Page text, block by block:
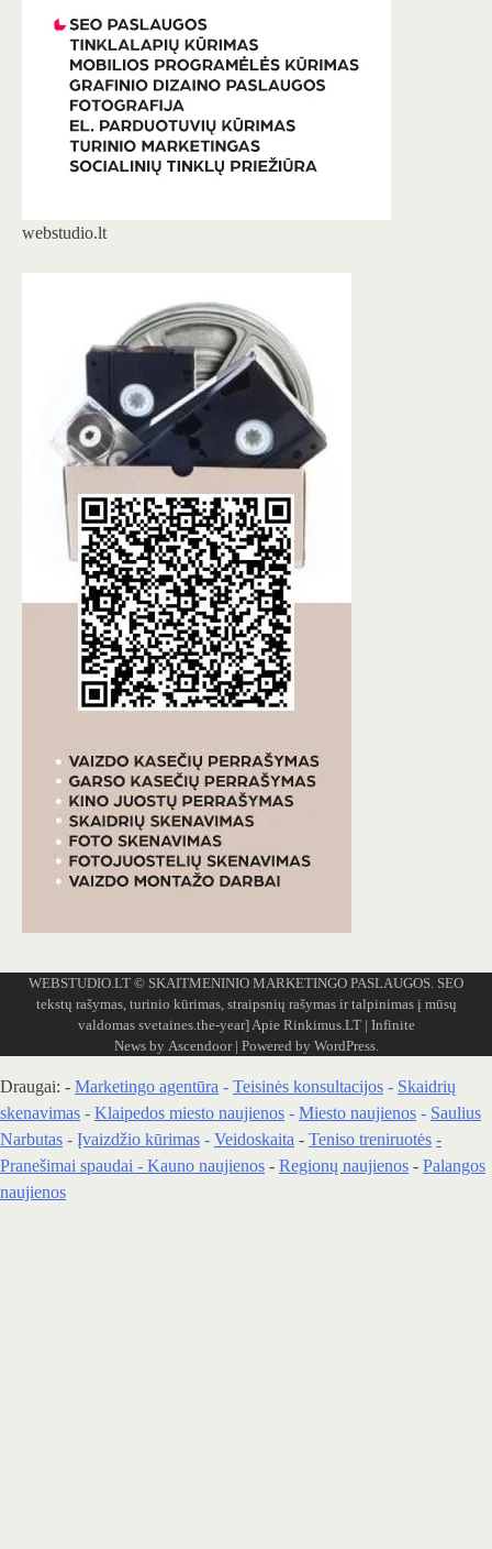
webstudio.lt
WEBSTUDIO.LT © SKAITMENINIO MARKETINGO PASLAUGOS. SEO
tekstų rašymas, turinio kūrimas, straipsnių rašymas ir talpinimas į mūsų
valdomas svetaines.the-year]Apie Rinkimus.LT| Infinite
News by Ascendoor| Powered by WordPress.
Draugai: - Marketingo agentūra - Teisinės konsultacijos - Skaidrių
skenavimas - Klaipedos miesto naujienos - Miesto naujienos - Saulius
Narbutas - Įvaizdžio kūrimas - Veidoskaita - Teniso treniruotės -
Pranešimai spaudai - Kauno naujienos - Regionų naujienos - Palangos
naujienos